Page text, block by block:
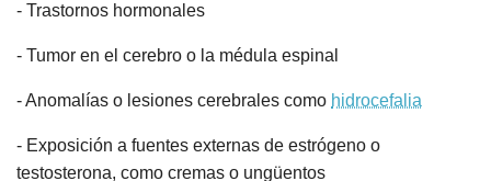
- Trastornos hormonales
- Tumor en el cerebro o la médula espinal
- Anomalías o lesiones cerebrales como hidrocefalia
- Exposición a fuentes externas de estrógeno o
testosterona, como cremas o ungüentos